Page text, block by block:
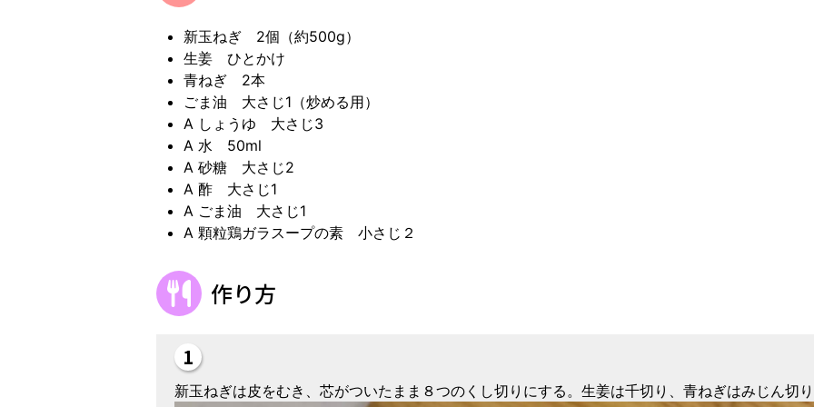
新玉ねぎ 2個（約500g）
生姜 ひとかけ
青ねぎ 2本
ごま油 大さじ1（炒める用）
A しょうゆ 大さじ3
A 水 50ml
A 砂糖 大さじ2
A 酢 大さじ1
A ごま油 大さじ1
A 顆粒鶏ガラスープの素 小さじ２
作り方
新玉ねぎは皮をむき、芯がついたまま８つのくし切りにする。生姜は千切り、青ねぎはみじん切